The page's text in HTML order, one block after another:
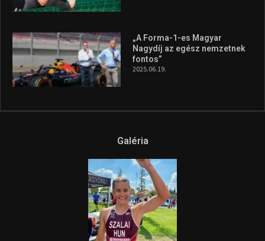
„A Forma-1-es Magyar
Nagydíj az egész nemzetnek
fontos”
2025.06.19.
Galéria